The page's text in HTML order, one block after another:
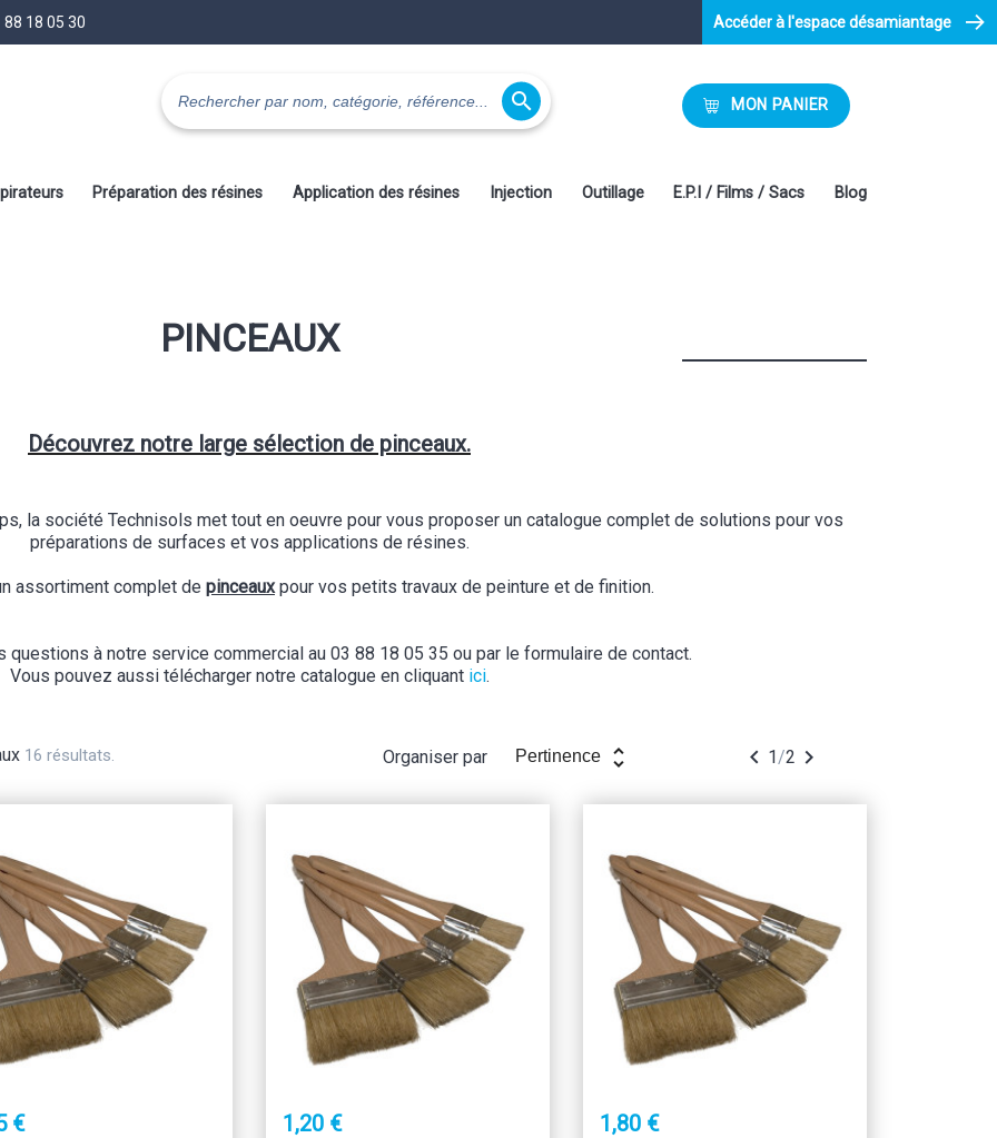
88 18 05 30 Accéder à l'espace désamiantage
 MON PANIER
Préparation des résines Application des résines Injection Outillage E.P.I / Films / Sacs Blog
PINCEAUX
Découvrez notre large sélection de pinceaux.
la société Technisols met tout en oeuvre pour vous proposer un catalogue complet de solutions pour vos
préparations de surfaces et vos applications de résines.
assortiment complet de pinceauxpour vos petits travaux de peinture et de finition.
à notre service commercial au 03 88 18 05 35 ou par le formulaire de contact.
Vous pouvez aussi télécharger notre catalogue en cliquant ici.
16 résultats. Organiser par Pertinence unfold_more  1/2 
€
1,20 €
1,80 €